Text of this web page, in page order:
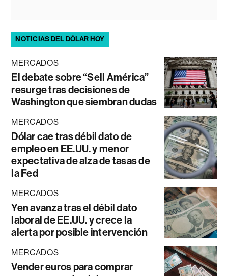
NOTICIAS DEL DÓLAR HOY
MERCADOS
El debate sobre “Sell América”
resurge tras decisiones de
Washington que siembran dudas
MERCADOS
Dólar cae tras débil dato de
empleo en EE.UU. y menor
expectativa de alza de tasas de
la Fed
MERCADOS
Yen avanza tras el débil dato
laboral de EE.UU. y crece la
alerta por posible intervención
MERCADOS
Vender euros para comprar